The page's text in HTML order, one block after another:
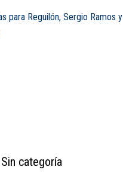
para Reguilón, Sergio Ramos y
categoría